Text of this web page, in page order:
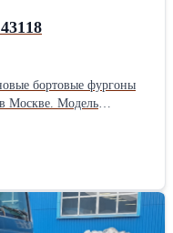
бортовые фургоны
Москве. Модель
благодаря чему
бортовой фургон.
на нашем сайте